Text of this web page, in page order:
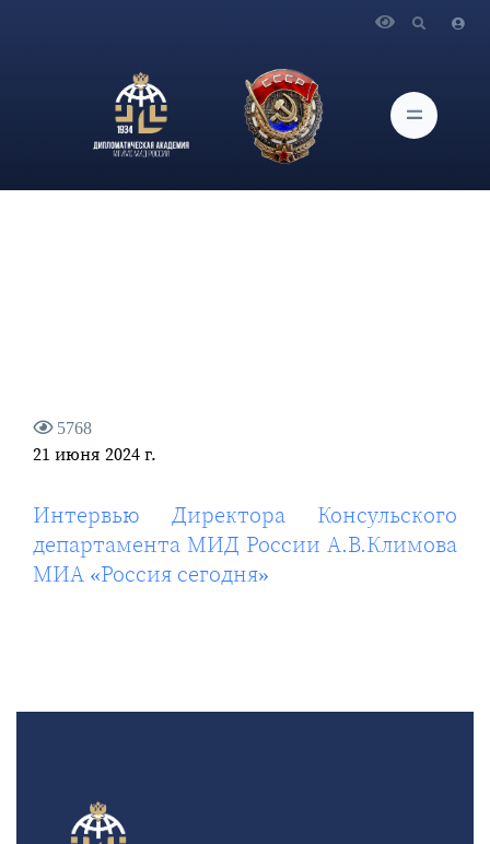
России А.В.Климова МИА «Россия сегодня»
5768
21 июня 2024 г.
Интервью Директора Консульского
департамента МИД России А.В.Климова
МИА «Россия сегодня»